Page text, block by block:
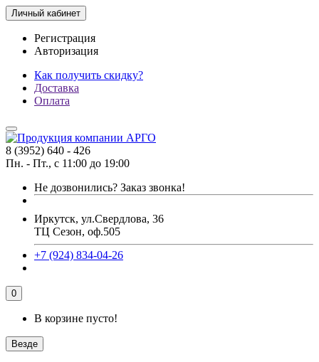
Личный кабинет
Регистрация
Авторизация
Как получить скидку?
Доставка
Оплата
8 (3952) 640 - 426
Пн. - Пт., с 11:00 до 19:00
Не дозвонились? Заказ звонка!
Иркутск, ул.Свердлова, 36
ТЦ Сезон, оф.505
+7 (924) 834-04-26
0
В корзине пусто!
Везде